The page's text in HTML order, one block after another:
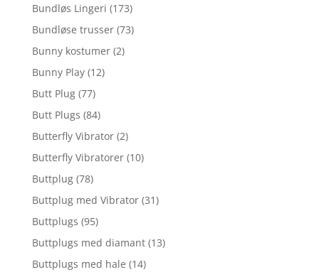
Bundløs Lingeri (173)
Bundløse trusser (73)
Bunny kostumer (2)
Bunny Play (12)
Butt Plug (77)
Butt Plugs (84)
Butterfly Vibrator (2)
Butterfly Vibratorer (10)
Buttplug (78)
Buttplug med Vibrator (31)
Buttplugs (95)
Buttplugs med diamant (13)
Buttplugs med hale (14)